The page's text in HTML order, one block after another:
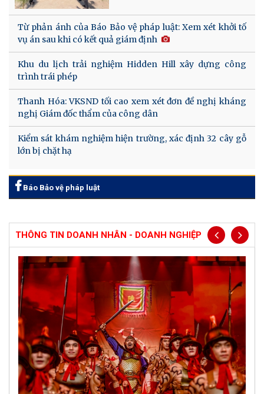
Từ phản ánh của Báo Bảo vệ pháp luật: Xem xét khởi tố
vụ án sau khi có kết quả giám định
Khu du lịch trải nghiệm Hidden Hill xây dựng công
trình trái phép
Thanh Hóa: VKSND tối cao xem xét đơn đề nghị kháng
nghị Giám đốc thẩm của công dân
Kiểm sát khám nghiệm hiện trường, xác định 32 cây gỗ
lớn bị chặt hạ
Báo Bảo vệ pháp luật
THÔNG TIN DOANH NHÂN - DOANH NGHIỆP